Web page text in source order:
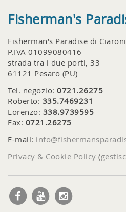
Fisherman's
Fisherman's Paradise di
P.IVA 01099080416
strada tra i due porti, 33
61121 Pesaro (PU)
Tel. negozio: 0721.26275
Roberto: 335.7469231
Lorenzo: 338.9739595
Fax: 0721.26275
E-mail:
Privacy & Cookie Policy (